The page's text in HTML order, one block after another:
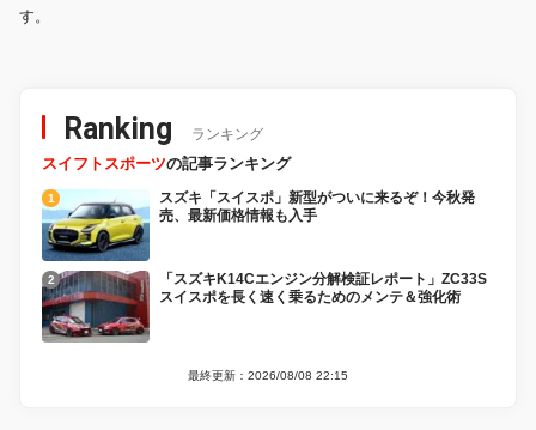
す。
Ranking ランキング
スイフトスポーツの記事ランキング
スズキ「スイスポ」新型がついに来るぞ！今秋発
売、最新価格情報も入手
「スズキK14Cエンジン分解検証レポート」ZC33S
スイスポを長く速く乗るためのメンテ＆強化術
最終更新：2026/08/08 22:15